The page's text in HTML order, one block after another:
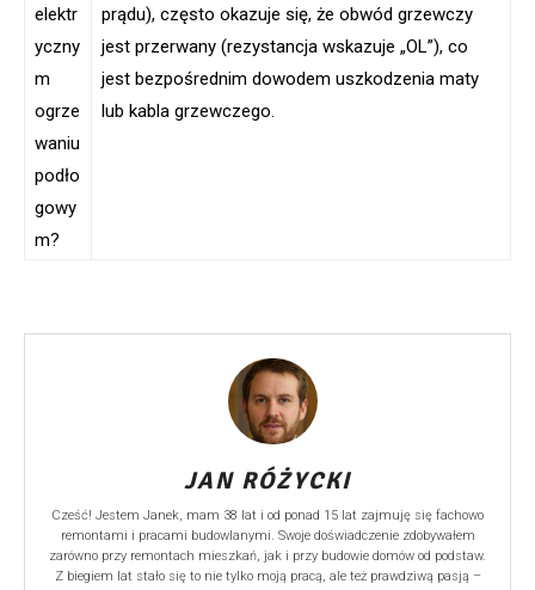
elektr
yczny
m
ogrze
waniu
podło
gowy
m?
prądu), często okazuje się, że obwód grzewczy
jest przerwany (rezystancja wskazuje „OL”), co
jest bezpośrednim dowodem uszkodzenia maty
lub kabla grzewczego.
JAN RÓŻYCKI
Cześć! Jestem Janek, mam 38 lat i od ponad 15 lat zajmuję się fachowo
remontami i pracami budowlanymi. Swoje doświadczenie zdobywałem
zarówno przy remontach mieszkań, jak i przy budowie domów od podstaw.
Z biegiem lat stało się to nie tylko moją pracą, ale też prawdziwą pasją –